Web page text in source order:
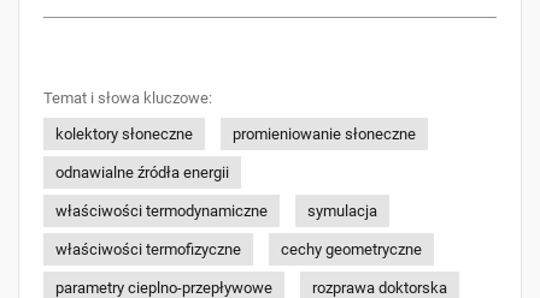
Temat i słowa kluczowe:
kolektory słoneczne
promieniowanie słoneczne
odnawialne źródła energii
właściwości termodynamiczne symulacja
właściwości termofizyczne cechy geometryczne
parametry cieplno-przepływowe rozprawa doktorska